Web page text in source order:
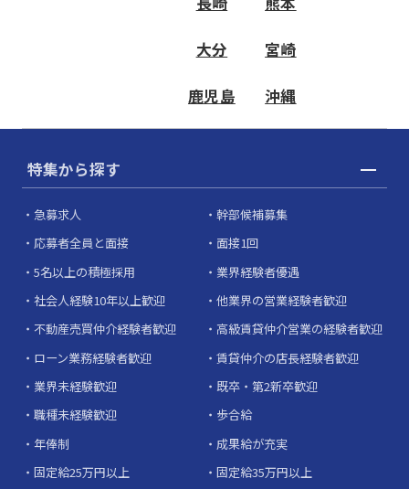
大分 宮崎
鹿児島 沖縄
特集から探す
急募求人
幹部候補募集
応募者全員と面接
面接1回
5名以上の積極採用
業界経験者優遇
社会人経験10年以上歓迎
他業界の営業経験者歓迎
不動産売買仲介経験者歓迎
高級賃貸仲介営業の経験者歓迎
ローン業務経験者歓迎
賃貸仲介の店長経験者歓迎
業界未経験歓迎
既卒・第2新卒歓迎
職種未経験歓迎
歩合給
年俸制
成果給が充実
固定給25万円以上
固定給35万円以上